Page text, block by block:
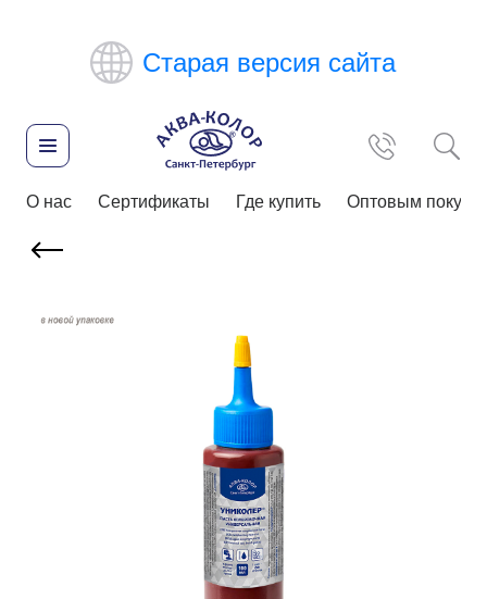
Старая версия сайта
О нас Сертификаты Где купить Оптовым